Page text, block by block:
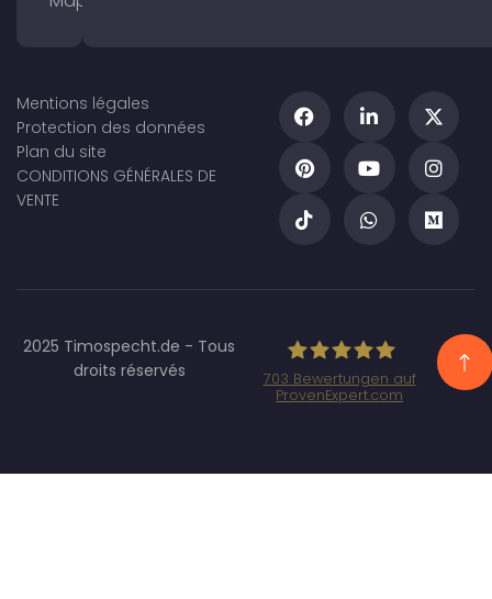
Mentions légales
Protection des données
Plan du site
CONDITIONS GÉNÉRALES DE
VENTE
2025 Timospecht.de - Tous
droits réservés
GmbH - SEO/SEA
703 Bewertungen auf
ProvenExpert.com